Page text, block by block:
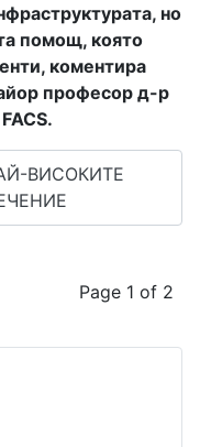
но
помощ, която
коментира
професор д-р
ВИСОКИТЕ
Page 1 of 2